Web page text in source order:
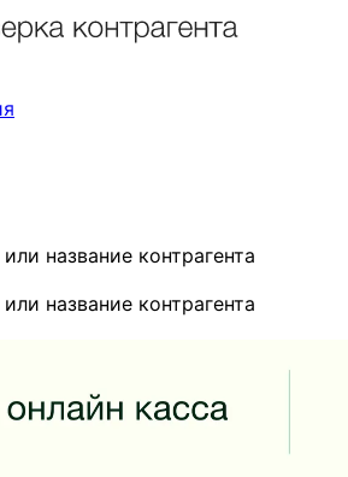
название контрагента
название контрагента